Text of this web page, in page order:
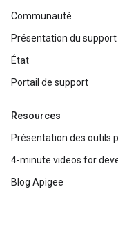
Communauté
Présentation du support
État
Portail de support
Resources
Présentation des outils
4-minute videos for
Blog Apigee